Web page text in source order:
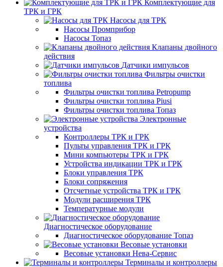
Комплектующие для
ТРК и ГРК
Насосы для ТРК
Насосы Промприбор
Насосы Топаз
Клапаны двойного
действия
Датчики импульсов
Фильтры очистки
топлива
Фильтры очистки топлива Petropump
Фильтры очистки топлива Piusi
Фильтры очистки топлива Топаз
Электронные
устройства
Контроллеры ТРК и ГРК
Пульты управления ТРК и ГРК
Мини компьютеры ТРК и ГРК
Устройства индикации ТРК и ГРК
Блоки управления ТРК
Блоки сопряжения
Отсчетные устройства ТРК и ГРК
Модули расширения ТРК
Температурные модули
Диагностическое оборудование
Диагностическое оборудование Топаз
Весовые установки
Весовые установки Нева-Сервис
Терминалы и контроллеры